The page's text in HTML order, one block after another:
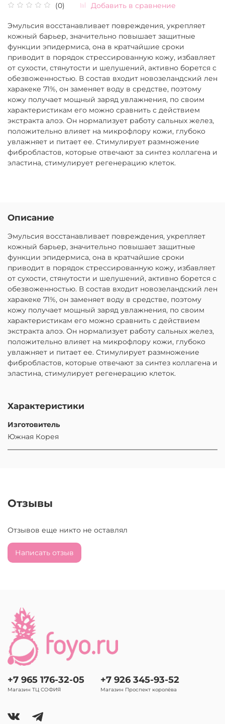
(0) Добавить в сравнение
Эмульсия восстанавливает повреждения, укрепляет
кожный барьер, значительно повышает защитные
функции эпидермиса, она в кратчайшие сроки
приводит в порядок стрессированную кожу, избавляет
от сухости, стянутости и шелушений, активно борется с
обезвоженностью. В состав входит новозеландский лен
харакеке 71%, он заменяет воду в средстве, поэтому
кожу получает мощный заряд увлажнения, по своим
характеристикам его можно сравнить с действием
экстракта алоэ. Он нормализует работу сальных желез,
положительно влияет на микрофлору кожи, глубоко
увлажняет и питает ее. Стимулирует размножение
фибробластов, которые отвечают за синтез коллагена и
эластина, стимулирует регенерацию клеток.
Описание
Эмульсия восстанавливает повреждения, укрепляет
кожный барьер, значительно повышает защитные
функции эпидермиса, она в кратчайшие сроки
приводит в порядок стрессированную кожу, избавляет
от сухости, стянутости и шелушений, активно борется с
обезвоженностью. В состав входит новозеландский лен
харакеке 71%, он заменяет воду в средстве, поэтому
кожу получает мощный заряд увлажнения, по своим
характеристикам его можно сравнить с действием
экстракта алоэ. Он нормализует работу сальных желез,
положительно влияет на микрофлору кожи, глубоко
увлажняет и питает ее. Стимулирует размножение
фибробластов, которые отвечают за синтез коллагена и
эластина, стимулирует регенерацию клеток.
Характеристики
Изготовитель
Южная Корея
Отзывы
Отзывов еще никто не оставлял
Написать отзыв
+7 965 176-32-05
Магазин ТЦ СОФИЯ
+7 926 345-93-52
Магазин Проспект королёва